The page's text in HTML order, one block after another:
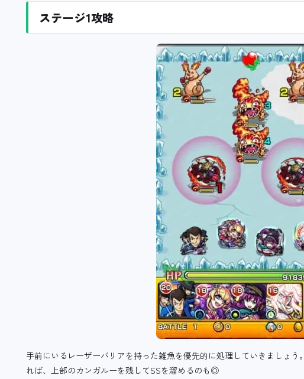
ステージ1攻略
手前にいるレーザーバリアを持った雑魚を優先的に処理していきましょ
れば、上部のカンガルーを残してSSを溜めるのも◎